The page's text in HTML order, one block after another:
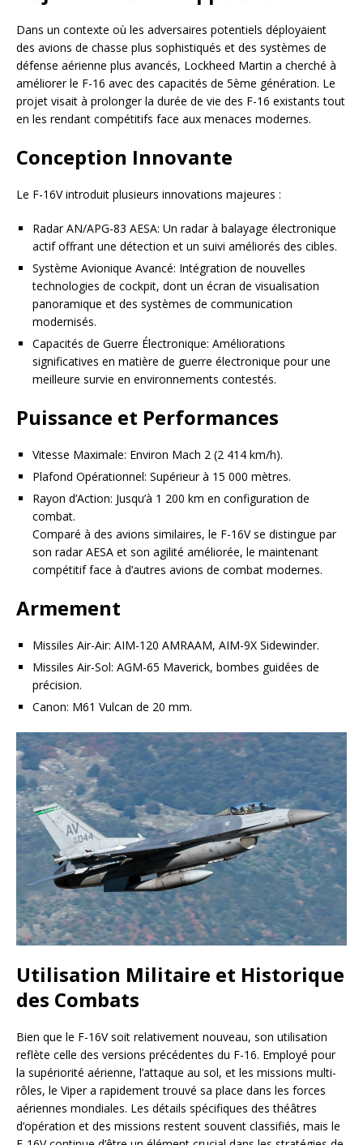
Dans un contexte où les adversaires potentiels déployaient
des avions de chasse plus sophistiqués et des systèmes de
défense aérienne plus avancés, Lockheed Martin a cherché à
améliorer le F-16 avec des capacités de 5ème génération. Le
projet visait à prolonger la durée de vie des F-16 existants tout
en les rendant compétitifs face aux menaces modernes.
Conception Innovante
Le F-16V introduit plusieurs innovations majeures :
Radar AN/APG-83 AESA: Un radar à balayage électronique
actif offrant une détection et un suivi améliorés des cibles.
Système Avionique Avancé: Intégration de nouvelles
technologies de cockpit, dont un écran de visualisation
panoramique et des systèmes de communication
modernisés.
Capacités de Guerre Électronique: Améliorations
significatives en matière de guerre électronique pour une
meilleure survie en environnements contestés.
Puissance et Performances
Vitesse Maximale: Environ Mach 2 (2 414 km/h).
Plafond Opérationnel: Supérieur à 15 000 mètres.
Rayon d’Action: Jusqu’à 1 200 km en configuration de
combat.
Comparé à des avions similaires, le F-16V se distingue par
son radar AESA et son agilité améliorée, le maintenant
compétitif face à d’autres avions de combat modernes.
Armement
Missiles Air-Air: AIM-120 AMRAAM, AIM-9X Sidewinder.
Missiles Air-Sol: AGM-65 Maverick, bombes guidées de
précision.
Canon: M61 Vulcan de 20 mm.
Utilisation Militaire et Historique
des Combats
Bien que le F-16V soit relativement nouveau, son utilisation
reflète celle des versions précédentes du F-16. Employé pour
la supériorité aérienne, l’attaque au sol, et les missions multi-
rôles, le Viper a rapidement trouvé sa place dans les forces
aériennes mondiales. Les détails spécifiques des théâtres
d’opération et des missions restent souvent classifiés, mais le